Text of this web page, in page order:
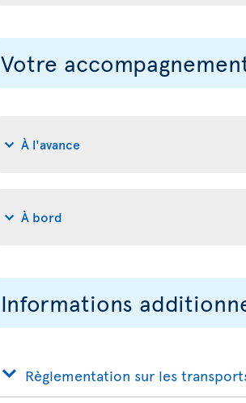
Votre
À l'avance
À bord
Informations
Règlementation sur les